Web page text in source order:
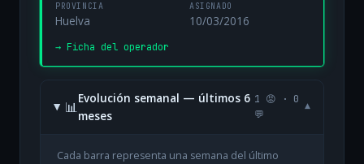
PROVINCIA
Huelva
ASIGNADO
10/03/2016
→ Ficha del operador
📊
Evolución semanal — últimos 6
meses
1 😡 · 0
💬
▾
Cada barra representa una semana del último